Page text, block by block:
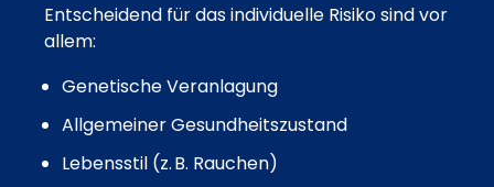
Entscheidend für das individuelle Risiko sind vor
allem:
Genetische Veranlagung
Allgemeiner Gesundheitszustand
Lebensstil (z. B. Rauchen)